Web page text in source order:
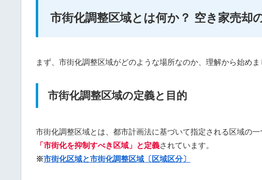
市街化調整区域とは何か？ 空き家売却
まず、市街化調整区域がどのような場所なのか、理解から始めま
市街化調整区域の定義と目的
市街化調整区域とは、都市計画法に基づいて指定される区域の一
「市街化を抑制すべき区域」と定義されています。
※市街化区域と市街化調整区域〔区域区分〕